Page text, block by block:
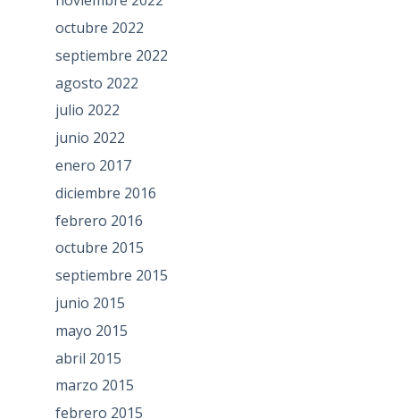
octubre 2022
septiembre 2022
agosto 2022
julio 2022
junio 2022
enero 2017
diciembre 2016
febrero 2016
octubre 2015
septiembre 2015
junio 2015
mayo 2015
abril 2015
marzo 2015
febrero 2015